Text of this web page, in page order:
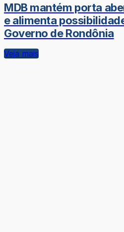
MDB mantém porta
e alimenta
Governo de Rondônia
Veja mais